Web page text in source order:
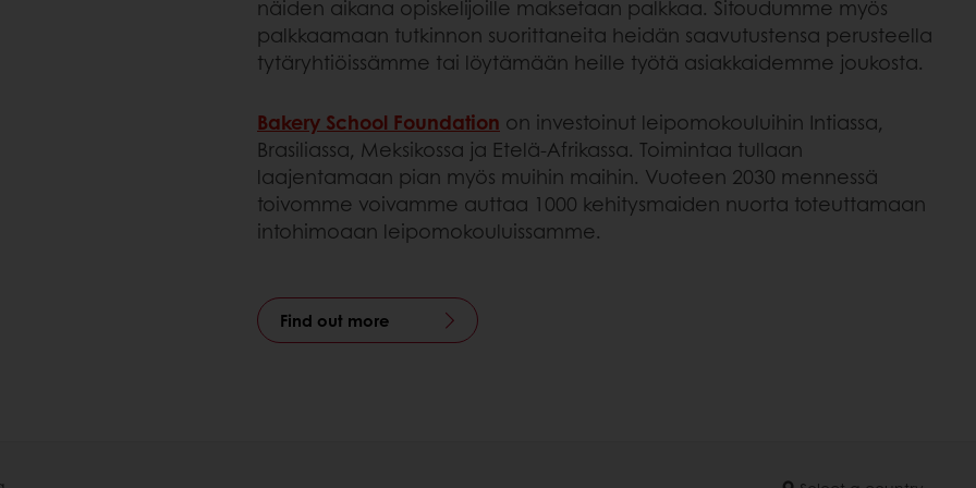
näiden aikana opiskelijoille maksetaan palkkaa. Sitoudumme myös
palkkaamaan tutkinnon suorittaneita heidän saavutustensa perusteella
tytäryhtiöissämme tai löytämään heille työtä asiakkaidemme joukosta.
Bakery School Foundation on investoinut leipomokouluihin Intiassa,
Brasiliassa, Meksikossa ja Etelä-Afrikassa. Toimintaa tullaan
laajentamaan pian myös muihin maihin. Vuoteen 2030 mennessä
toivomme voivamme auttaa 1000 kehitysmaiden nuorta toteuttamaan
intohimoaan leipomokouluissamme.
Find out more